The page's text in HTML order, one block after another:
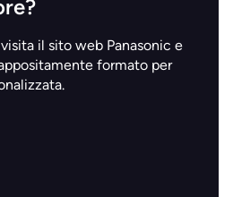
il sito web Panasonic e
formato per